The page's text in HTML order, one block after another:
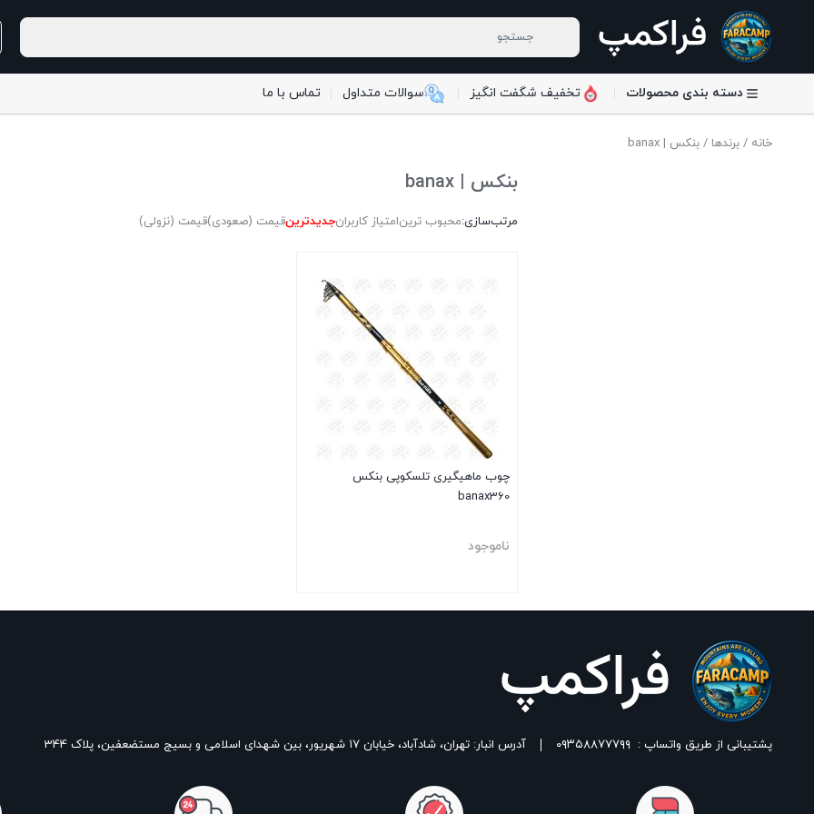
دسته بندی محصولات تخفیف شگفت انگیز سوالات متداول تماس با ما
خانه /برندها / بنکس | banax
بنکس | banax
مرتب‌سازی:محبوب ترینامتیاز کاربرانجدیدترینقیمت (صعودی)قیمت (نزولی)
چوب ماهیگیری تلسکوپی بنکس
banax360
ناموجود
بستن
پشتیبانی از طریق واتساپ :۰۹۳۵۸۸۷۷۷۹۹ آدرس انبار: تهران، شادآباد، خیابان ١٧ شهریور، بین شهدای اسلامی و بسیج مستضعفین، پلاک 344